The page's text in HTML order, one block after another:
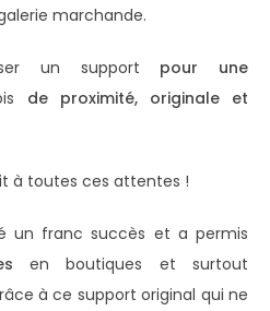
marchande.
un support pour une
de proximité, originale et
à toutes ces attentes !
un franc succès et a permis
en boutiques et surtout
à ce support original qui ne